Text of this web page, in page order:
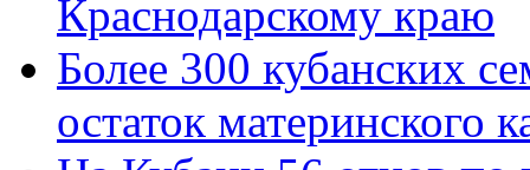
Краснодарскому краю
Более 300 кубанских
остаток материнского